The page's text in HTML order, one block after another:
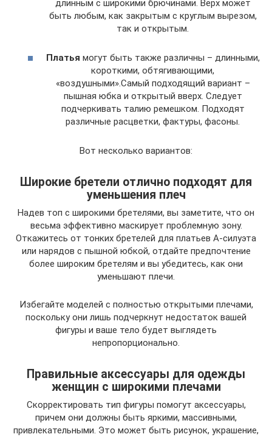
длинным с широкими брючинами. Верх может
быть любым, как закрытым с круглым вырезом,
так и открытым.
Платья могут быть также различны – длинными,
короткими, обтягивающими,
«воздушными».Самый подходящий вариант –
пышная юбка и открытый вверх. Следует
подчеркивать талию ремешком. Подходят
различные расцветки, фактуры, фасоны.
Вот несколько вариантов:
Широкие бретели отлично подходят для
уменьшения плеч
Надев топ с широкими бретелями, вы заметите, что он
весьма эффективно маскирует проблемную зону.
Откажитесь от тонких бретелей для платьев А-силуэта
или нарядов с пышной юбкой, отдайте предпочтение
более широким бретелям и вы убедитесь, как они
уменьшают плечи.
Избегайте моделей с полностью открытыми плечами,
поскольку они лишь подчеркнут недостаток вашей
фигуры и ваше тело будет выглядеть
непропорционально.
Правильные аксессуары для одежды
женщин с широкими плечами
Скорректировать тип фигуры помогут аксессуары,
причем они должны быть яркими, массивными,
привлекательными. Это может быть рисунок, украшение,